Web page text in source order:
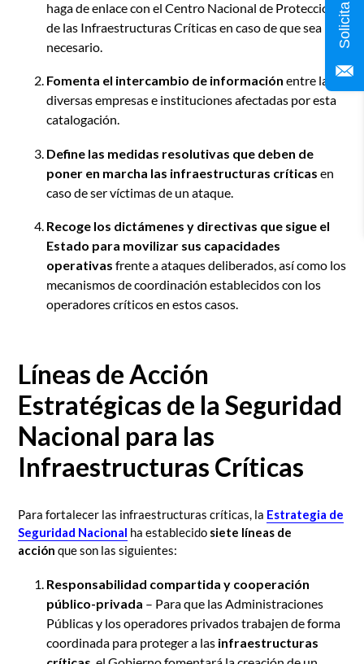
haga de enlace con el Centro Nacional de Protección
de las Infraestructuras Críticas en caso de que sea
necesario.
Fomenta el intercambio de información entre las
diversas empresas e instituciones afectadas por esta
catalogación.
Define las medidas resolutivas que deben de
poner en marcha las infraestructuras críticas en
caso de ser víctimas de un ataque.
Recoge los dictámenes y directivas que sigue el
Estado para movilizar sus capacidades
operativas frente a ataques deliberados, así como los
mecanismos de coordinación establecidos con los
operadores críticos en estos casos.
Líneas de Acción
Estratégicas de la Seguridad
Nacional para las
Infraestructuras Críticas
Para fortalecer las infraestructuras críticas, la Estrategia de
Seguridad Nacional ha establecido siete líneas de
acción que son las siguientes:
Responsabilidad compartida y cooperación
público-privada – Para que las Administraciones
Públicas y los operadores privados trabajen de forma
coordinada para proteger a las infraestructuras